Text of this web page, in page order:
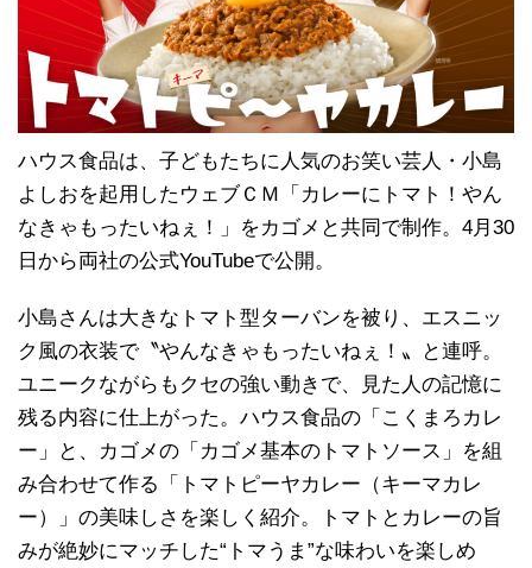
ハウス食品は、子どもたちに人気のお笑い芸人・小島
よしおを起用したウェブＣＭ「カレーにトマト！やん
なきゃもったいねぇ！」をカゴメと共同で制作。4月30
日から両社の公式YouTubeで公開。
小島さんは大きなトマト型ターバンを被り、エスニッ
ク風の衣装で〝やんなきゃもったいねぇ！〟と連呼。
ユニークながらもクセの強い動きで、見た人の記憶に
残る内容に仕上がった。ハウス食品の「こくまろカレ
ー」と、カゴメの「カゴメ基本のトマトソース」を組
み合わせて作る「トマトピーヤカレー（キーマカレ
ー）」の美味しさを楽しく紹介。トマトとカレーの旨
みが絶妙にマッチした“トマうま”な味わいを楽しめ